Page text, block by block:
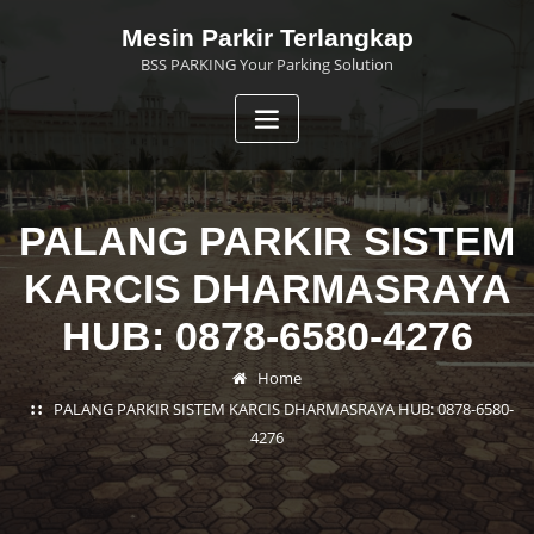
Mesin Parkir Terlangkap
BSS PARKING Your Parking Solution
PALANG PARKIR SISTEM
KARCIS DHARMASRAYA
HUB: 0878-6580-4276
Home
PALANG PARKIR SISTEM KARCIS DHARMASRAYA HUB: 0878-6580-
4276